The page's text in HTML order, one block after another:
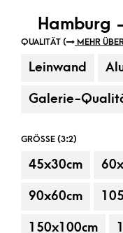
Hamburg
QUALITÄT ( MEHR
Leinwand
Galerie-
GRÖSSE (3:2)
45x30cm
90x60cm
150x100cm